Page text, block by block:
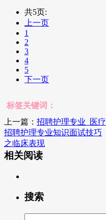
共5页:
上一页
1
2
3
4
5
下一页
标签关键词：
上一篇： 招聘护理专业_医疗
招聘护理专业知识面试技巧
之临床表现
相关阅读
搜索